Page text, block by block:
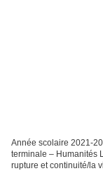
Année scolaire 2021-
terminale – Humanités
rupture et continuité/la